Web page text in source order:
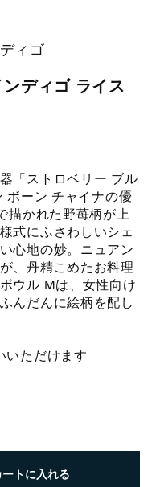
ィゴ
ディゴ ライス
「ストロベリー ブル
ボーン チャイナの優
描かれた野苺柄が上
式にふさわしいシェ
心地の妙。ニュアン
、丹精こめたお料理
ウル Mは、女性向け
んだんに絵柄を配し
いただけます
ートに入れる